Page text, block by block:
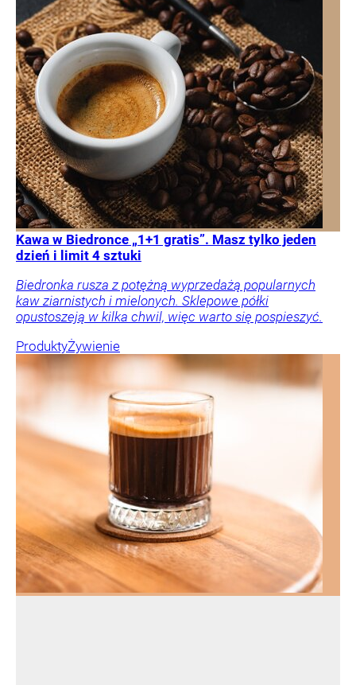
Kawa w Biedronce „1+1 gratis”. Masz tylko jeden
dzień i limit 4 sztuki
Biedronka rusza z potężną wyprzedażą popularnych
kaw ziarnistych i mielonych. Sklepowe półki
opustoszeją w kilka chwil, więc warto się pospieszyć.
ProduktyŻywienie